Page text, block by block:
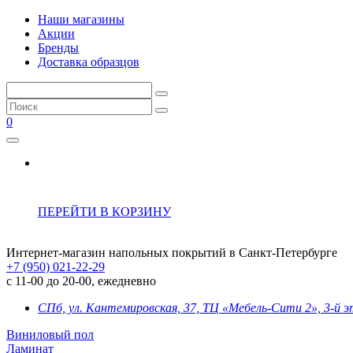
Наши магазины
Акции
Бренды
Доставка образцов
0
ПЕРЕЙТИ В КОРЗИНУ
Интернет-магазин напольных покрытий в Санкт-Петербурге
+7 (950) 021-22-29
с 11-00 до 20-00, ежедневно
СПб, ул. Кантемировская, 37, ТЦ «Мебель-Сити 2», 3-й
Виниловый пол
Ламинат